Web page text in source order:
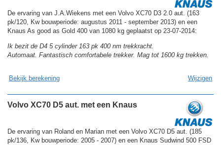
De ervaring van J.A.Wiekens met een Volvo XC70 D3 2.0 aut. (163
pk/120, Kw bouwperiode: augustus 2011 - september 2013) en een
Knaus As good as Gold 400 van 1080 kg geplaatst op 23-07-2014:
Ik bezit de D4 5 cylinder 163 pk 400 nm trekkracht.
Automaat. Fantastisch comfortabele trekker. Mag tot 1600 kg trekken.
Bekijk berekening Wijzigen
Volvo XC70 D5 aut. met een Knaus
De ervaring van Roland en Marian met een Volvo XC70 D5 aut. (185
pk/136, Kw bouwperiode: 2005 - 2007) en een Knaus Sudwind 500 FSD